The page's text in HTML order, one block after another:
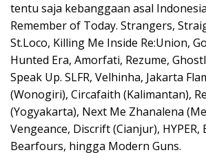
tentu saja kebanggaan asal
Remember of Today. Strangers,
St.Loco, Killing Me Inside Re:Union,
Hunted Era, Amorfati, Rezume,
Speak Up. SLFR, Velhinha, Jakarta
(Wonogiri), Circafaith (Kalimantan),
(Yogyakarta), Next Me Zhanalena
Vengeance, Discrift (Cianjur), HYPER,
Bearfours, hingga Modern Guns.